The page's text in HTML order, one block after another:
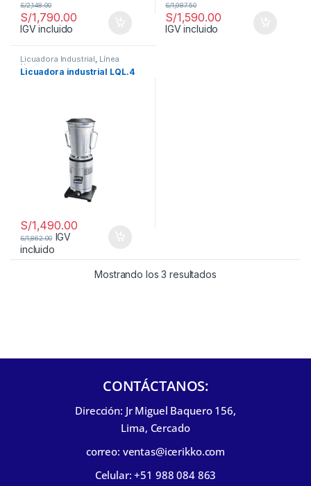
S/1,790.00
S/2,148.00
IGV incluido
S/1,590.00
S/1,987.50
IGV incluido
Licuadora Industrial, Línea
Neutro
Licuadora industrial LQL.4
S/1,490.00
S/1,862.00 IGV
incluido
Mostrando los 3 resultados
CONTÁCTANOS:
Dirección: Jr Miguel Baquero 156,
Lima, Cercado
correo: ventas@icerikko.com
Celular: +51 988 084 863